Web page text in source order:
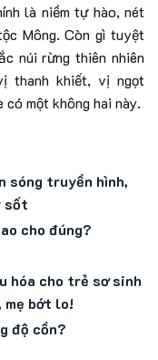
là niềm tự hào, nét
Mông. Còn gì tuyệt
núi rừng thiên nhiên
thanh khiết, vị ngọt
một không hai này.
sóng truyền hình,
sốt
cho đúng?
hóa cho trẻ sơ sinh
mẹ bớt lo!
độ cồn?